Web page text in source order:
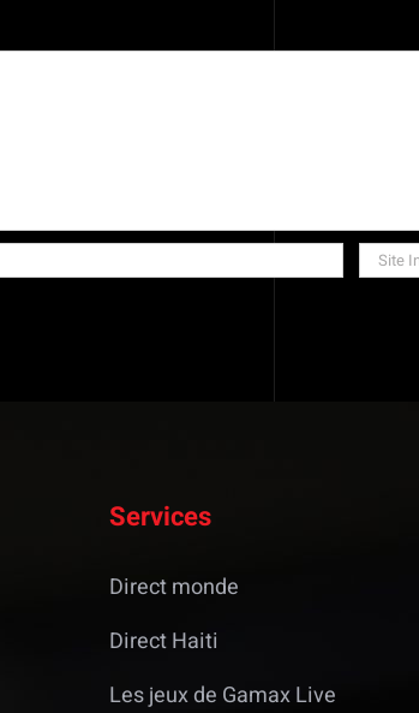
Services
Direct monde
Direct Haiti
Les jeux de Gamax Live